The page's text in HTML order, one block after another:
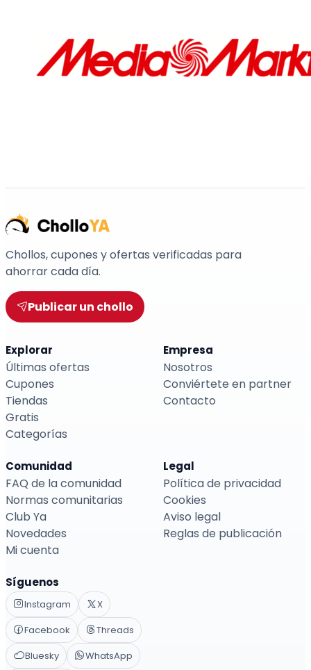
Chollos, cupones y ofertas verificadas para
ahorrar cada día.
Publicar un chollo
Explorar
Últimas ofertas
Cupones
Tiendas
Gratis
Categorías
Empresa
Nosotros
Conviértete en partner
Contacto
Comunidad
FAQ de la comunidad
Normas comunitarias
Club Ya
Novedades
Mi cuenta
Legal
Política de privacidad
Cookies
Aviso legal
Reglas de publicación
Síguenos
Instagram
X
Facebook
Threads
Bluesky
WhatsApp